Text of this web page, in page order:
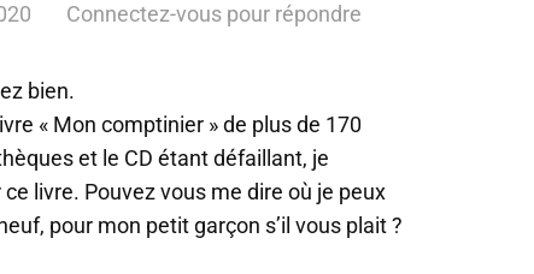
Connectez-vous pour répondre
bien.
« Mon comptinier » de plus de 170
et le CD étant défaillant, je
livre. Pouvez vous me dire où je peux
pour mon petit garçon s’il vous plait ?